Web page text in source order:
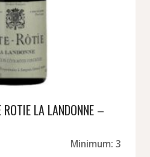
LA LANDONNE –
Minimum: 3